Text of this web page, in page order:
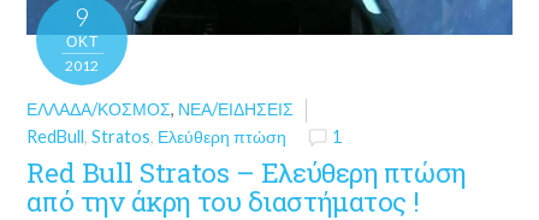
9
ΟΚΤ
2012
ΕΛΛΆΔΑ/ΚΌΣΜΟΣ, ΝΈΑ/ΕΙΔΉΣΕΙΣ
RedBull,Stratos, Ελεύθερη πτώση 1
Red Bull Stratos – Ελεύθερη πτώση
από την άκρη του διαστήματος !